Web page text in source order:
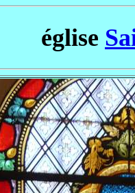
église